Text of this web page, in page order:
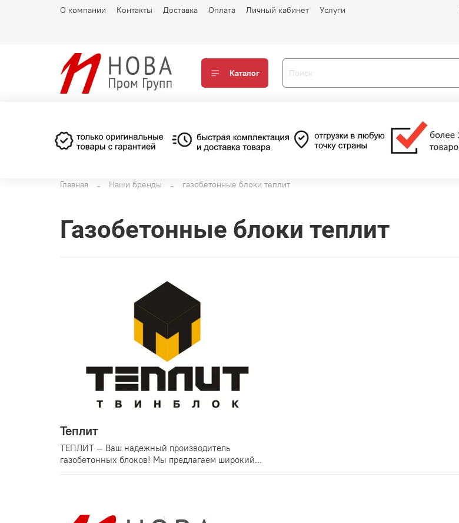
О компании Контакты Доставка Оплата Личный кабинет Услуги
Каталог
Главная Наши бренды газобетонные блоки теплит
газобетонные блоки теплит
Теплит
ТЕПЛИТ — Ваш надежный производитель
газобетонных блоков! Мы предлагаем широкий...